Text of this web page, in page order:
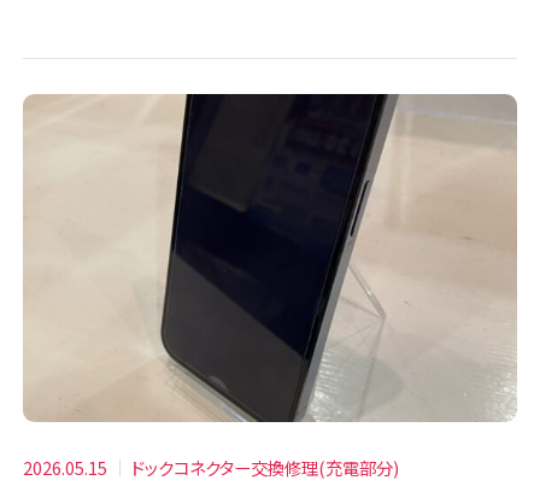
2026.05.15 ドックコネクター交換修理(充電部分)